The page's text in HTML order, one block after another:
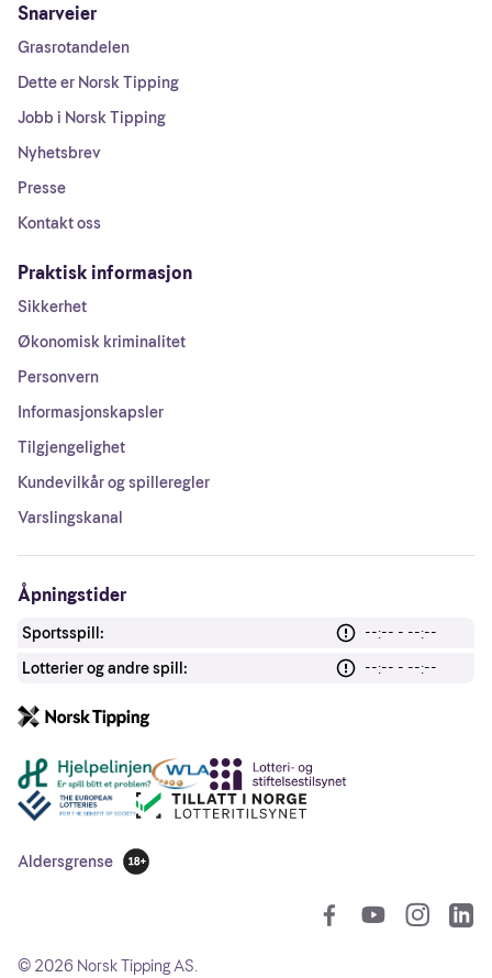
Snarveier
Grasrotandelen
Dette er Norsk Tipping
Jobb i Norsk Tipping
Nyhetsbrev
Presse
Kontakt oss
Praktisk informasjon
Sikkerhet
Økonomisk kriminalitet
Personvern
Informasjonskapsler
Tilgjengelighet
Kundevilkår og spilleregler
Varslingskanal
Åpningstider
Sportsspill:
--:-- - --:--
Lotterier og andre spill:
--:-- - --:--
Andre lenker
Aldersgrense
18 år
© 2026 Norsk Tipping AS.